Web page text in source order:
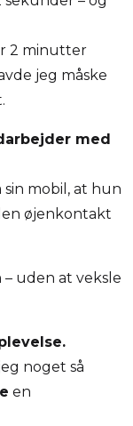
2 minutter
jeg måske
med
mobil, at hun
øjenkontakt
uden at veksle
noget så
en